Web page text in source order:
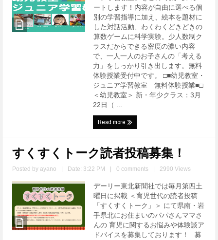
ートします！内容が自由に選べる個
別の学習指導に加え、絵本を題材に
した対話活動、わくわくどきどきの
算数ゲームに科学実験。少人数制ク
ラスだからできる密度の濃い内容
で、一人一人のお子さんの「考える
力」をしっかり引き出します。無料
体験授業受付中です。 □■幼児教室・
ジュニア学習教室 無料体験授業■□
＜幼児教室＞ 新・年少クラス：3月
22日（ ...
Read more
すくすくトーク読者投稿募集！
Posted byayano Date: 3:22 PM 0 comments 2990 Views
デーリー東北新聞社では毎月第四土
曜日に掲載 ＜育児世代の読者投稿
「すくすくトーク」＞ にて県南・岩
手県北にお住まいのパパさんママさ
んの 育児に関するお悩みや体験談ア
ドバイスを募集しております！ 募